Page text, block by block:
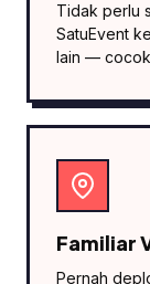
Tidak perlu
SatuEvent
lain — cocok
Familiar
Pernah